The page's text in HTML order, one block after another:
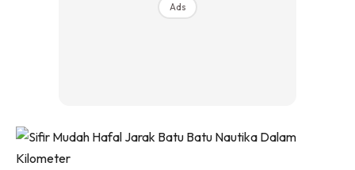
Ads